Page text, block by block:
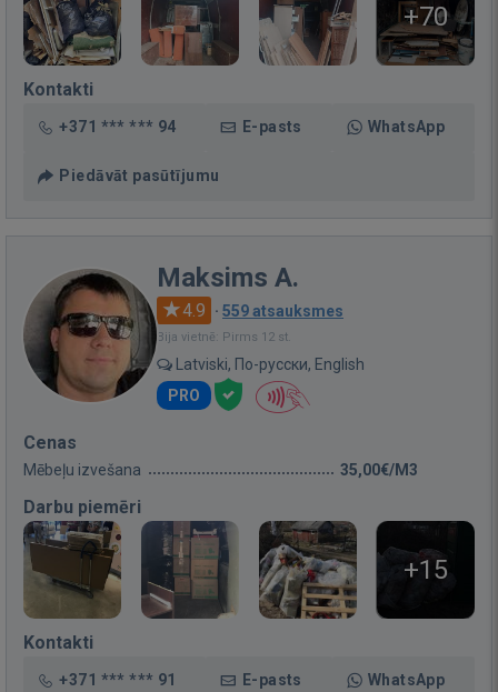
+70
Kontakti
+371 *** *** 94 E-pasts WhatsApp
Piedāvāt pasūtījumu
Maksims A.
4.9 · 559 atsauksmes
Bija vietnē: Pirms 12 st.
Latviski, По-русски, English
PRO
Cenas
Mēbeļu izvešana 35,00€/M3
Darbu piemēri
+15
Kontakti
+371 *** *** 91 E-pasts WhatsApp